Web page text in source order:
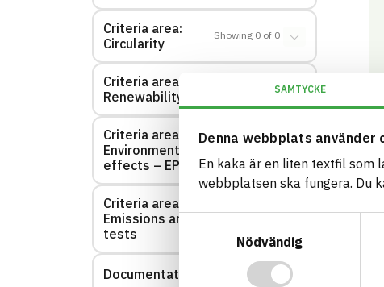
SAMTYCKE
Denna webbplats använder
En kaka är en liten textfil som
webbplatsen ska fungera. Du
Samtyckesval
Nödvändig
Criteria area:
Circularity
Showing 0 of 0
Criteria area:
Renewability
0
Criteria area:
Environmental
effects – EPD
0
Criteria area:
Emissions and
tests
Documentation Showing of